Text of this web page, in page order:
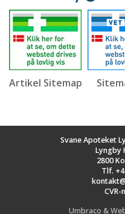
Artikel Sitemap
Svane Apoteket
Lyngby
2800
Tlf.
CVR-
Umbraco &